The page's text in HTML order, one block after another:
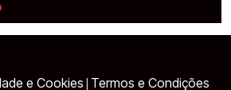
e Cookies Termos e Condições